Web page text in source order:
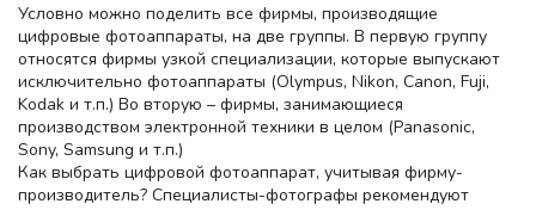
Условно можно поделить все фирмы, производящие
цифровые фотоаппараты, на две группы. В первую группу
относятся фирмы узкой специализации, которые выпускают
исключительно фотоаппараты (Olympus, Nikon, Canon, Fuji,
Kodak и т.п.) Во вторую – фирмы, занимающиеся
производством электронной техники в целом (Panasonic,
Sony, Samsung и т.п.)
Как выбрать цифровой фотоаппарат, учитывая фирму-
производитель? Специалисты-фотографы рекомендуют